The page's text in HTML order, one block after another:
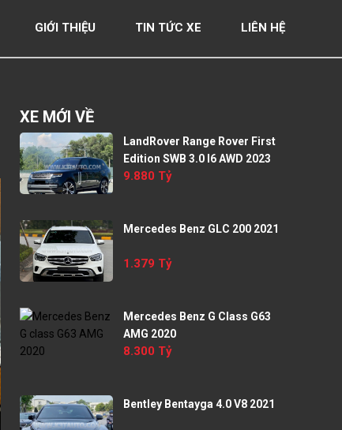
GIỚI THIỆU TIN TỨC XE LIÊN HỆ
XE MỚI VỀ
LandRover Range Rover First
Edition SWB 3.0 I6 AWD 2023
9.880 Tỷ
Mercedes Benz GLC 200 2021
1.379 Tỷ
Mercedes Benz G Class G63
AMG 2020
8.300 Tỷ
Bentley Bentayga 4.0 V8 2021